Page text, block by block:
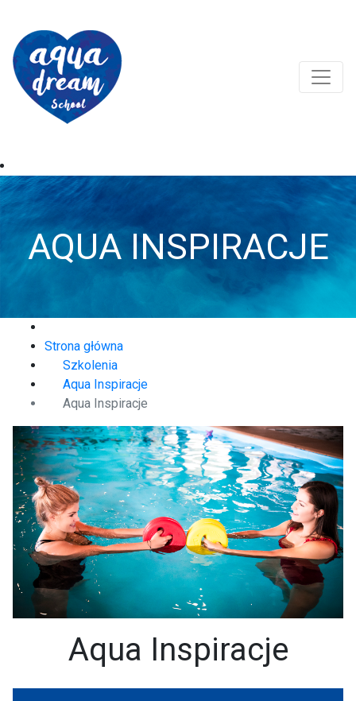
AQUA INSPIRACJE
Strona główna
Szkolenia
Aqua Inspiracje
Aqua Inspiracje
Aqua Inspiracje